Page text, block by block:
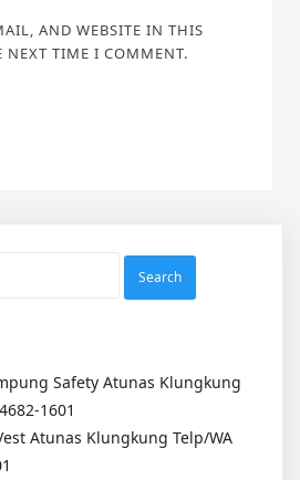
AND WEBSITE IN THIS
NEXT TIME I COMMENT.
Safety Atunas Klungkung
1601
Atunas Klungkung Telp/WA